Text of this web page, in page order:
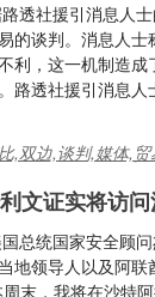
透社援引消息人
的谈判。消息人
利，这一机制造
路透社援引消息
,双边,谈判,媒体,
文证实将访
总统国家安全顾
地领导人以及阿
末，我将在沙特